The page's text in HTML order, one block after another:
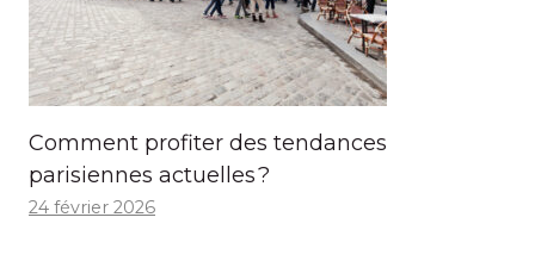
Comment profiter des tendances
parisiennes actuelles ?
24 février 2026